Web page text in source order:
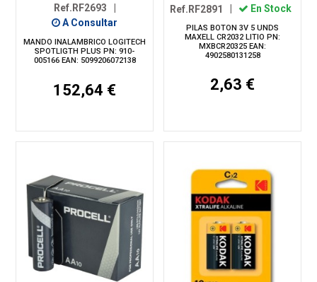
Ref.RF2693
A Consultar
MANDO INALAMBRICO LOGITECH
SPOTLIGTH PLUS PN: 910-
005166 EAN: 5099206072138
152,64 €
Ref.RF2891 En Stock
PILAS BOTON 3V 5 UNDS
MAXELL CR2032 LITIO PN:
MXBCR20325 EAN:
4902580131258
2,63 €